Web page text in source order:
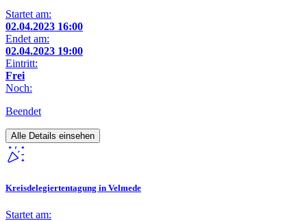
Startet am:
02.04.2023 16:00
Endet am:
02.04.2023 19:00
Eintritt:
Frei
Noch:
Beendet
Alle Details einsehen
Kreisdelegiertentagung in Velmede
Startet am: